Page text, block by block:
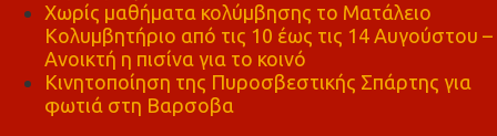
Χωρίς μαθήματα κολύμβησης το Ματάλειο
Κολυμβητήριο από τις 10 έως τις 14 Αυγούστου –
Ανοικτή η πισίνα για το κοινό
Κινητοποίηση της Πυροσβεστικής Σπάρτης για
φωτιά στη Βαρσοβα